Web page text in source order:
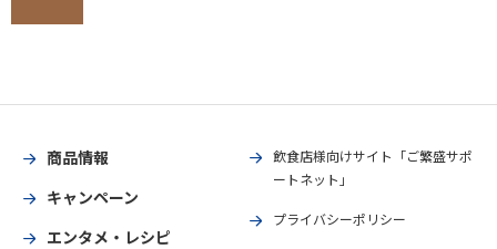
商品情報
キャンペーン
エンタメ・レシピ
飲食店様向けサイト「ご繁盛サポ
ートネット」
プライバシーポリシー